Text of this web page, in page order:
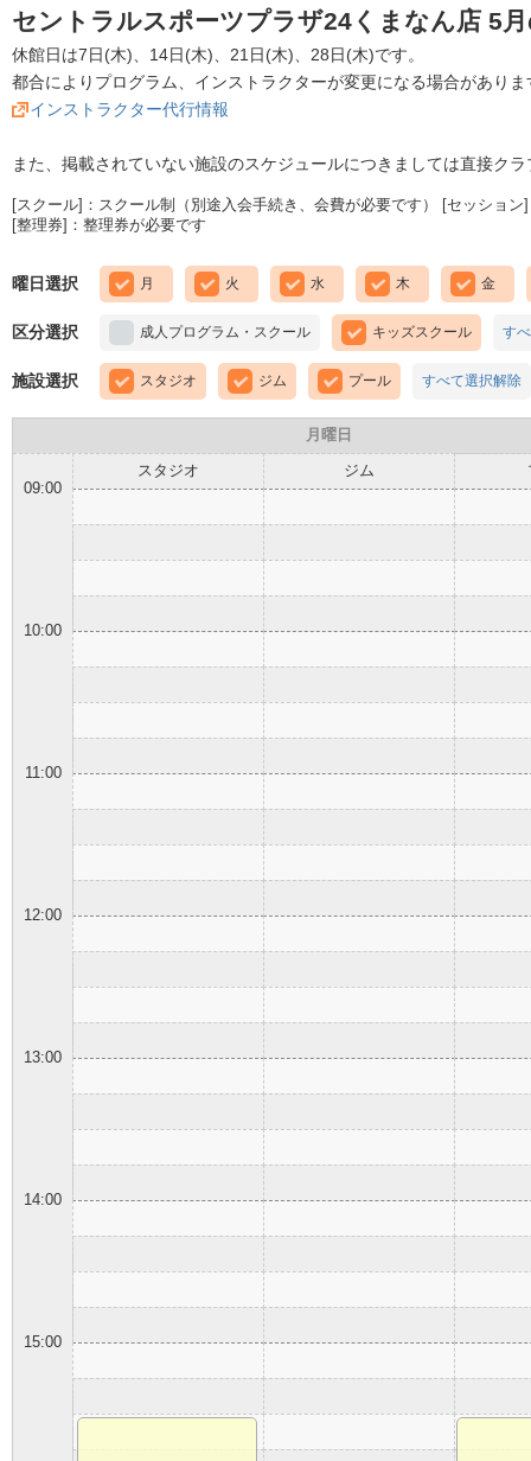
セントラルスポーツプラザ24くまなん店 5
休館日は7日(木)、14日(木)、21日(木)、28日(木)です。
都合によりプログラム、インストラクターが変更になる場合がありま
インストラクター代行情報
また、掲載されていない施設のスケジュールにつきましては直接ク
[スクール]：スクール制（別途入会手続き、会費が必要です） [セッショ
[整理券]：整理券が必要です
曜日選択 月 火 水 木 金
区分選択 成人プログラム・スクール キッズスクール す
施設選択 スタジオ ジム プール すべて選択解除
月曜日
スタジオ ジム
09:00
10:00
11:00
12:00
13:00
14:00
15:00